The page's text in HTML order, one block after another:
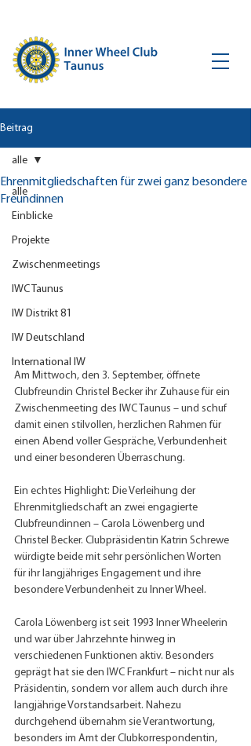
Beitrag
alle
Einblicke
Projekte
Zwischenmeetings
IWC Taunus
IW Distrikt 81
IW Deutschland
International IW
alle
Ehrenmitgliedschaften für zwei ganz besondere
Freundinnen
Am Mittwoch, den 3. September, öffnete
Clubfreundin Christel Becker ihr Zuhause für ein
Zwischenmeeting des IWC Taunus – und schuf
damit einen stilvollen, herzlichen Rahmen für
einen Abend voller Gespräche, Verbundenheit
und einer besonderen Überraschung.
Ein echtes Highlight: Die Verleihung der
Ehrenmitgliedschaft an zwei engagierte
Clubfreundinnen – Carola Löwenberg und
Christel Becker. Clubpräsidentin Katrin Schrewe
würdigte beide mit sehr persönlichen Worten
für ihr langjähriges Engagement und ihre
besondere Verbundenheit zu Inner Wheel.
Carola Löwenberg ist seit 1993 Inner Wheelerin
und war über Jahrzehnte hinweg in
verschiedenen Funktionen aktiv. Besonders
geprägt hat sie den IWC Frankfurt – nicht nur als
Präsidentin, sondern vor allem auch durch ihre
langjährige Vorstandsarbeit. Nahezu
durchgehend übernahm sie Verantwortung,
besonders im Amt der Clubkorrespondentin,